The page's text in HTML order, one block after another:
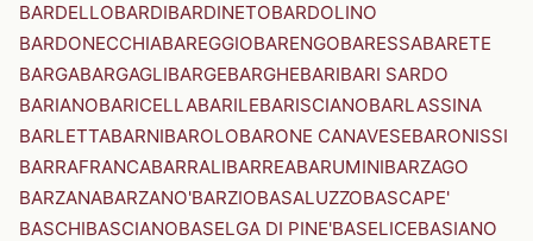
BARDELLOBARDIBARDINETOBARDOLINO
BARDONECCHIABAREGGIOBARENGOBARESSABARETE
BARGABARGAGLIBARGEBARGHEBARIBARI SARDO
BARIANOBARICELLABARILEBARISCIANOBARLASSINA
BARLETTABARNIBAROLOBARONE CANAVESEBARONISSI
BARRAFRANCABARRALIBARREABARUMINIBARZAGO
BARZANABARZANO'BARZIOBASALUZZOBASCAPE'
BASCHIBASCIANOBASELGA DI PINE'BASELICEBASIANO